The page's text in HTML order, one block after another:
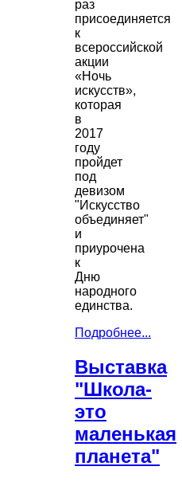
раз
присоединяется
к
всероссийской
акции
«Ночь
искусств»,
которая
в
2017
году
пройдет
под
девизом
"Искусство
объединяет"
и
приурочена
к
Дню
народного
единства.
Подробнее...
Выставка
"Школа-
это
маленькая
планета"